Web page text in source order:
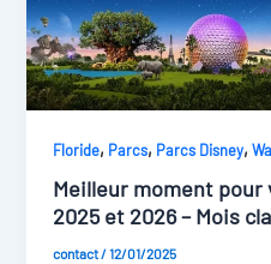
Floride, Parcs, Parcs Disney,
Meilleur moment pour
2025 et 2026 – Mois
contact/12/01/2025